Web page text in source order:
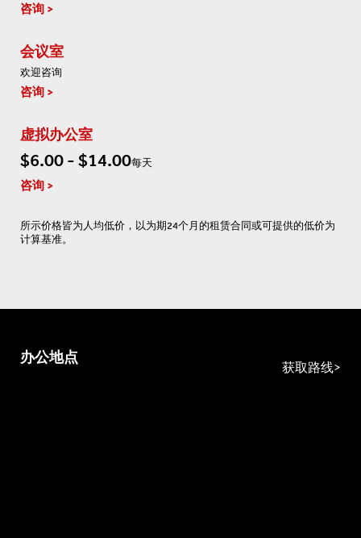
咨询
会议室
欢迎咨询
咨询
虚拟办公室
$6.00 - $14.00每天
咨询
所示价格皆为人均低价，以为期24个月的租赁合同或可提供的低价为
计算基准。
办公地点
获取路线